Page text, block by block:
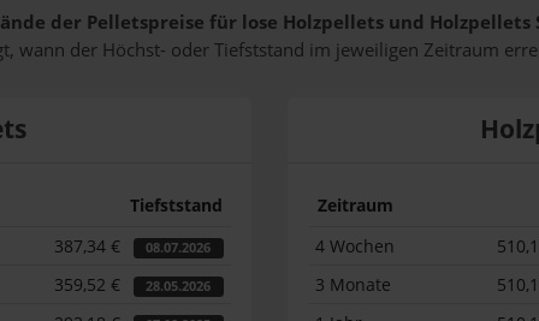
der Pelletspreise für lose Holzpellets und
wann der Höchst- oder Tiefststand im jeweiligen Zeitraum
Tiefststand
387,34 €
08.07.2026
359,52 € 28.05.2026
Zeitraum
4 Wochen
3 Monate